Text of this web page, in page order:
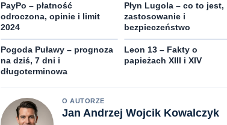
PayPo – płatność
odroczona, opinie i limit
2024
Płyn Lugola – co to jest,
zastosowanie i
bezpieczeństwo
Pogoda Puławy – prognoza
na dziś, 7 dni i
długoterminowa
Leon 13 – Fakty o
papieżach XIII i XIV
O AUTORZE
Jan Andrzej Wojcik Kowalczyk